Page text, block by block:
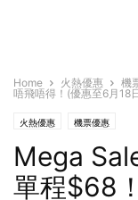
Home 火熱優惠 機
唔飛唔得！(優惠至6月18
火熱優惠 機票優惠
Mega
單程$68